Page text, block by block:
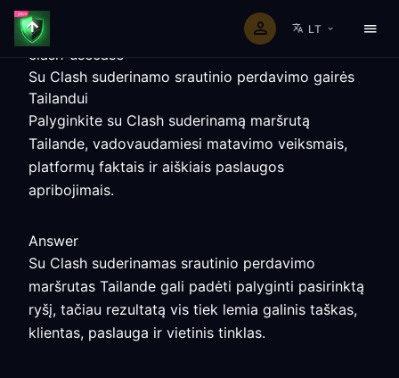
LT
clash-usecase
Su Clash suderinamo srautinio perdavimo gairės
Tailandui
Palyginkite su Clash suderinamą maršrutą
Tailande, vadovaudamiesi matavimo veiksmais,
platformų faktais ir aiškiais paslaugos
apribojimais.
Answer
Su Clash suderinamas srautinio perdavimo
maršrutas Tailande gali padėti palyginti pasirinktą
ryšį, tačiau rezultatą vis tiek lemia galinis taškas,
klientas, paslauga ir vietinis tinklas.